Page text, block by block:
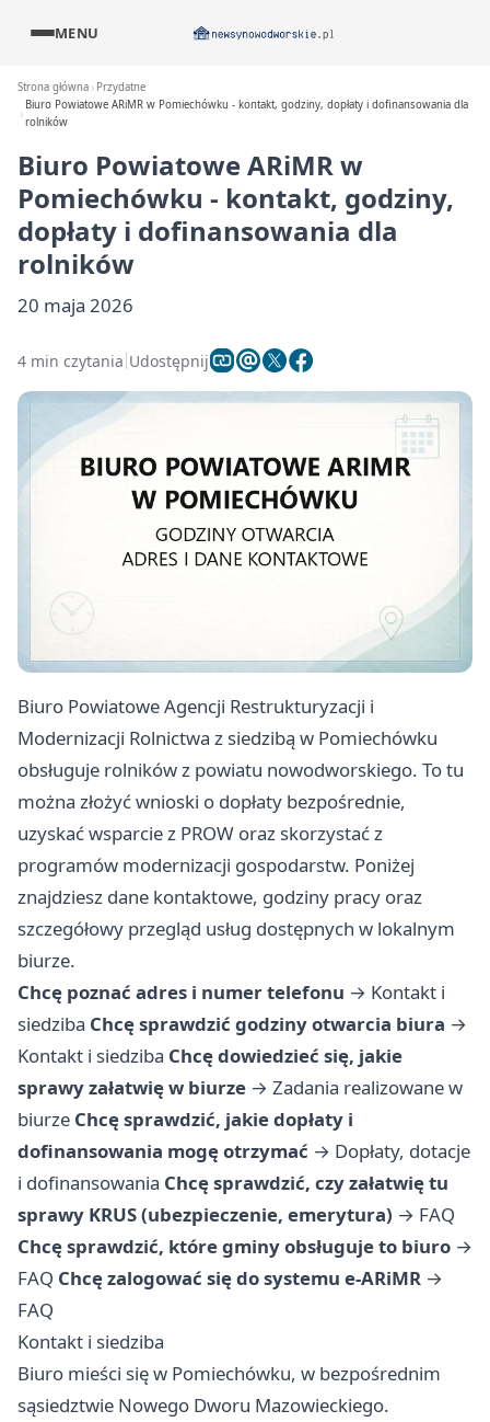
MENU
Strona główna
Przydatne
Biuro Powiatowe ARiMR w Pomiechówku - kontakt, godziny, dopłaty i dofinansowania dla
rolników
Biuro Powiatowe ARiMR w
Pomiechówku - kontakt, godziny,
dopłaty i dofinansowania dla
rolników
20 maja 2026
4 min czytania Udostępnij
Biuro Powiatowe Agencji Restrukturyzacji i
Modernizacji Rolnictwa z siedzibą w Pomiechówku
obsługuje rolników z powiatu nowodworskiego. To tu
można złożyć wnioski o dopłaty bezpośrednie,
uzyskać wsparcie z PROW oraz skorzystać z
programów modernizacji gospodarstw. Poniżej
znajdziesz dane kontaktowe, godziny pracy oraz
szczegółowy przegląd usług dostępnych w lokalnym
biurze.
Chcę poznać adres i numer telefonu → Kontakt i
siedziba Chcę sprawdzić godziny otwarcia biura →
Kontakt i siedziba Chcę dowiedzieć się, jakie
sprawy załatwię w biurze → Zadania realizowane w
biurze Chcę sprawdzić, jakie dopłaty i
dofinansowania mogę otrzymać → Dopłaty, dotacje
i dofinansowania Chcę sprawdzić, czy załatwię tu
sprawy KRUS (ubezpieczenie, emerytura) → FAQ
Chcę sprawdzić, które gminy obsługuje to biuro →
FAQ Chcę zalogować się do systemu e-ARiMR →
FAQ
Kontakt i siedziba
Biuro mieści się w Pomiechówku, w bezpośrednim
sąsiedztwie Nowego Dworu Mazowieckiego.